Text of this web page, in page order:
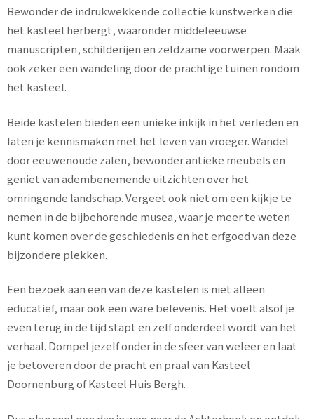
Bewonder de indrukwekkende collectie kunstwerken die
het kasteel herbergt, waaronder middeleeuwse
manuscripten, schilderijen en zeldzame voorwerpen. Maak
ook zeker een wandeling door de prachtige tuinen rondom
het kasteel.
Beide kastelen bieden een unieke inkijk in het verleden en
laten je kennismaken met het leven van vroeger. Wandel
door eeuwenoude zalen, bewonder antieke meubels en
geniet van adembenemende uitzichten over het
omringende landschap. Vergeet ook niet om een kijkje te
nemen in de bijbehorende musea, waar je meer te weten
kunt komen over de geschiedenis en het erfgoed van deze
bijzondere plekken.
Een bezoek aan een van deze kastelen is niet alleen
educatief, maar ook een ware belevenis. Het voelt alsof je
even terug in de tijd stapt en zelf onderdeel wordt van het
verhaal. Dompel jezelf onder in de sfeer van weleer en laat
je betoveren door de pracht en praal van Kasteel
Doornenburg of Kasteel Huis Bergh.